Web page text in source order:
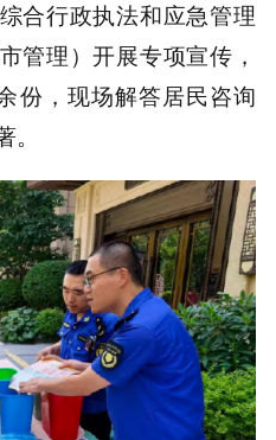
合行政执法和应急管理
管理）开展专项宣传，
份，现场解答居民咨询
。